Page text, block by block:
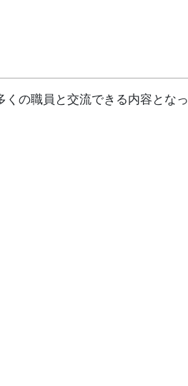
の職員と交流できる内容となっ